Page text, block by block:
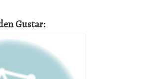
Gustar: